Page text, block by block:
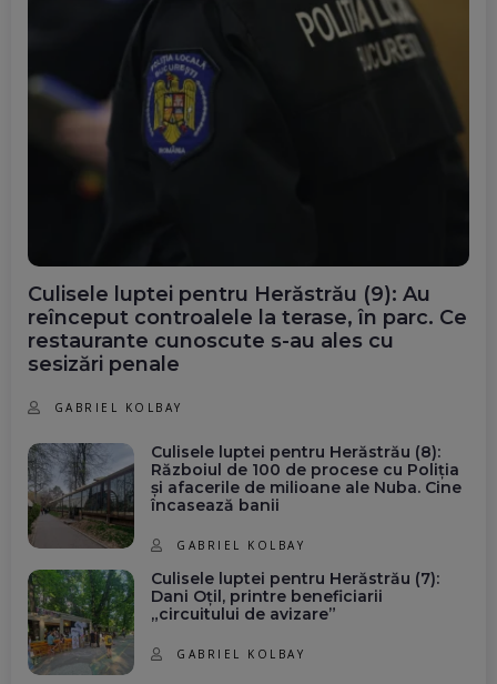
Culisele luptei pentru Herăstrău (9): Au
reînceput controalele la terase, în parc. Ce
restaurante cunoscute s-au ales cu
sesizări penale
GABRIEL KOLBAY
Culisele luptei pentru Herăstrău (8):
Războiul de 100 de procese cu Poliția
și afacerile de milioane ale Nuba. Cine
încasează banii
GABRIEL KOLBAY
Culisele luptei pentru Herăstrău (7):
Dani Oțil, printre beneficiarii
„circuitului de avizare”
GABRIEL KOLBAY